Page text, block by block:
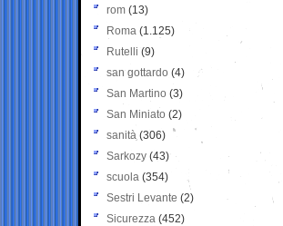
rom (13)
Roma (1.125)
Rutelli (9)
san gottardo (4)
San Martino (3)
San Miniato (2)
sanità (306)
Sarkozy (43)
scuola (354)
Sestri Levante (2)
Sicurezza (452)